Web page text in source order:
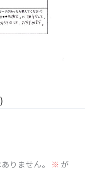
りません。 ※ が